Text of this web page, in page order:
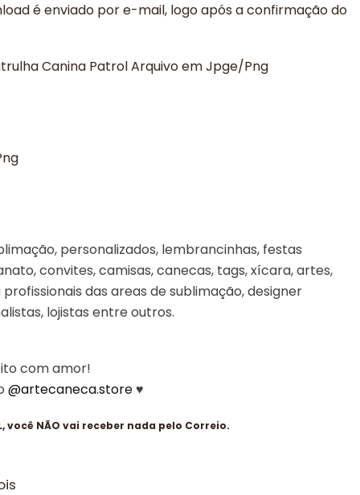
é enviado por e-mail, logo após a confirmação do
Canina Patrol Arquivo em Jpge/Png
personalizados, lembrancinhas, festas
convites, camisas, canecas, tags, xícara, artes,
das areas de sublimação, designer
lojistas entre outros.
com amor!
@artecaneca.store♥
você NÃO vai receber nada pelo Correio.